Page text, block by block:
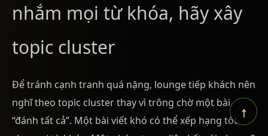
nhắm mọi từ khóa, hãy xây
topic cluster
Để tránh cạnh tranh quá nặng, lounge tiếp khách nên
nghĩ theo topic cluster thay vì trông chờ một bài
“đánh tất cả”. Một bài viết khó có thể xếp hạng tốt
↑